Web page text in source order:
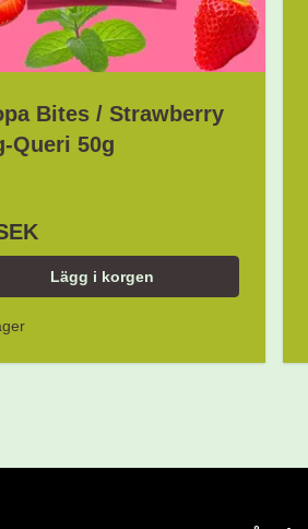
Bites / Strawberry
Queri 50g
Lägg i korgen